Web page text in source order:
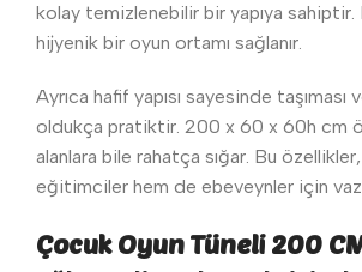
kolay temizlenebilir bir yapıya sahiptir.
hijyenik bir oyun ortamı sağlanır.
Ayrıca hafif yapısı sayesinde taşıması
oldukça pratiktir. 200 x 60 x 60h cm
alanlara bile rahatça sığar. Bu
eğitimciler hem de ebeveynler için
Çocuk Oyun Tüneli 200